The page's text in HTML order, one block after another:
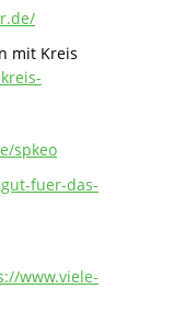
mit Kreis
spkeo
fuer-das-
www.viele-